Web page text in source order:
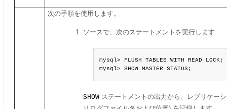
次の手順を使用します。
ソースで、次のステートメントを実行します:
mysql> FLUSH TABLES WITH READ LOCK;
mysql> SHOW MASTER STATUS;
SHOW ステートメントの出力から、レプリケー